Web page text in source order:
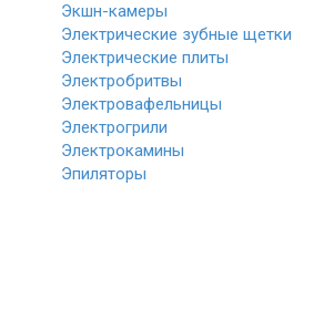
Экшн-камеры
Электрические зубные щетки
Электрические плиты
Электробритвы
Электровафельницы
Электрогрили
Электрокамины
Эпиляторы